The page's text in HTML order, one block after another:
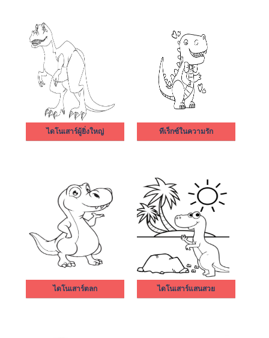
ไดโนเสาร์ผู้ยิ่งใหญ่ ทีเร็กซ์ในความรัก
ไดโนเสาร์ตลก ไดโนเสาร์แสนสวย